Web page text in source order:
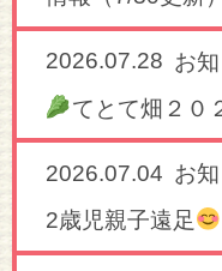
2026.07.28 お
てとて畑２０
2026.07.04 お
2歳児親子遠足